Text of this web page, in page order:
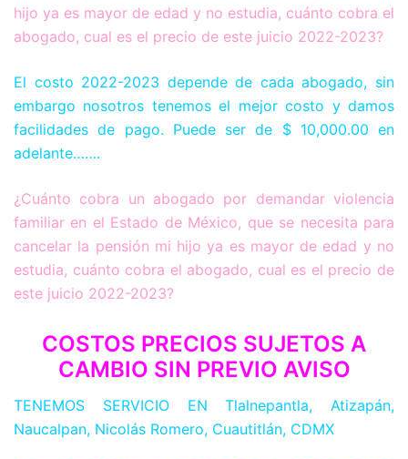
hijo ya es mayor de edad y no estudia, cuánto cobra el
abogado, cual es el precio de este juicio 2022-2023?
El costo 2022-2023 depende de cada abogado, sin
embargo nosotros tenemos el mejor costo y damos
facilidades de pago. Puede ser de $ 10,000.00 en
adelante…….
¿Cuánto cobra un abogado por demandar violencia
familiar en el Estado de México, que se necesita para
cancelar la pensión mi hijo ya es mayor de edad y no
estudia, cuánto cobra el abogado, cual es el precio de
este juicio 2022-2023?
COSTOS PRECIOS SUJETOS A
CAMBIO SIN PREVIO AVISO
TENEMOS SERVICIO EN Tlalnepantla, Atizapán,
Naucalpan, Nicolás Romero, Cuautitlán, CDMX